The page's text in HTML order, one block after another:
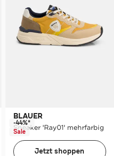
BLAUER
Sneaker 'Ray01' mehrfarbig
-44%*
Sale
Jetzt shoppen